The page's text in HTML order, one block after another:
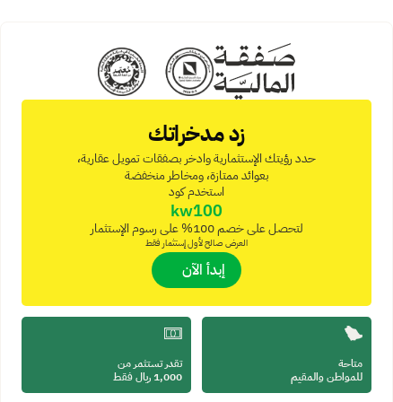
زد مدخراتك
حدد رؤيتك الإستثمارية وادخر بصفقات تمويل عقارية،
بعوائد ممتازة، ومخاطر منخفضة
استخدم كود
kw100
لتحصل على خصم 100% على رسوم الإستثمار
العرض صالح لأول إستثمار فقط
إبدأ الآن
تقدر تستثمر من
1,000 ريال فقط
متاحة
للمواطن والمقيم